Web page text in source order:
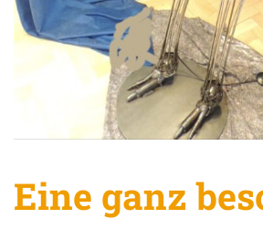
Eine ganz